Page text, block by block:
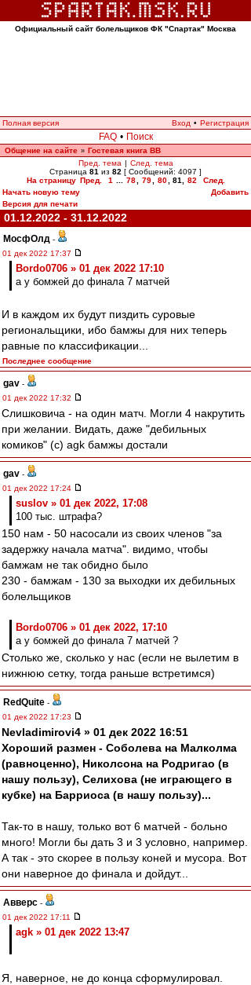
Официальный сайт болельщиков ФК "Спартак" Москва
Полная версия Вход • Регистрация
FAQ • Поиск
Общение на сайте » Гостевая книга ВВ
Пред. тема | След. тема
Страница 81 из 82 [ Сообщений: 4097 ]
На страницу Пред. 1 78 79 80 81 82
След.
Начать новую тему
Добавить
Версия для печати
01.12.2022 - 31.12.2022
МосфОлд -
01 дек 2022 17:37
Bordo0706 » 01 дек 2022 17:10
а у бомжей до финала 7 матчей
И в каждом их будут пиздить суровые
региональщики, ибо бамжы для них теперь
равные по классификации...
Последнее сообщение
gav -
01 дек 2022 17:32
Слишковича - на один матч. Могли 4 накрутить
при желании. Видать, даже "дебильных
комиков" (с) agk бамжы достали
gav -
01 дек 2022 17:24
suslov » 01 дек 2022, 17:08
100 тыс. штрафа?
150 нам - 50 насосали из своих членов "за
задержку начала матча". видимо, чтобы
бамжам не так обидно было
230 - бамжам - 130 за выходки их дебильных
болельщиков
Bordo0706 » 01 дек 2022, 17:10
а у бомжей до финала 7 матчей ?
Столько же, сколько у нас (если не вылетим в
нижнюю сетку, тогда раньше встретимся)
RedQuite -
01 дек 2022 17:23
Nevladimirovi4 » 01 дек 2022 16:51
Хороший размен - Соболева на Малколма
(равноценно), Николсона на Родригао (в
нашу пользу), Селихова (не играющего в
кубке) на Барриоса (в нашу пользу)...
Так-то в нашу, только вот 6 матчей - больно
много! Могли бы дать 3 и 3 условно, например.
А так - это скорее в пользу коней и мусора. Вот
они наверное до финала и дойдут...
Авверс -
01 дек 2022 17:11
agk » 01 дек 2022 13:47
Я, наверное, не до конца сформулировал.